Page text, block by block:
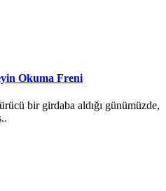
Okuma Freni
bir girdaba aldığı günümüzde,